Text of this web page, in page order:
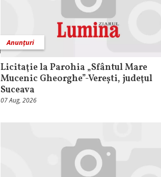
Anunțuri
Licitaţie la Parohia „Sfântul Mare
Mucenic Gheorghe”-Verești, judeţul
Suceava
07 Aug, 2026